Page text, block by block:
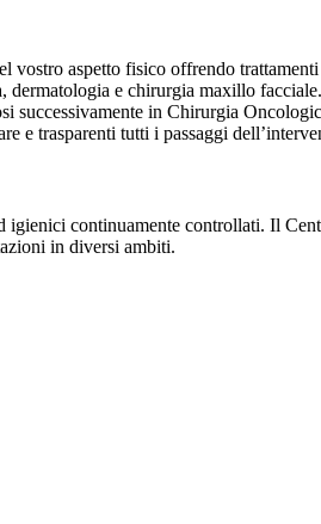
aspetto fisico offrendo
e chirurgia maxillo
in Chirurgia
e trasparenti tutti i passaggi
continuamente controllati. Il
in diversi ambiti.